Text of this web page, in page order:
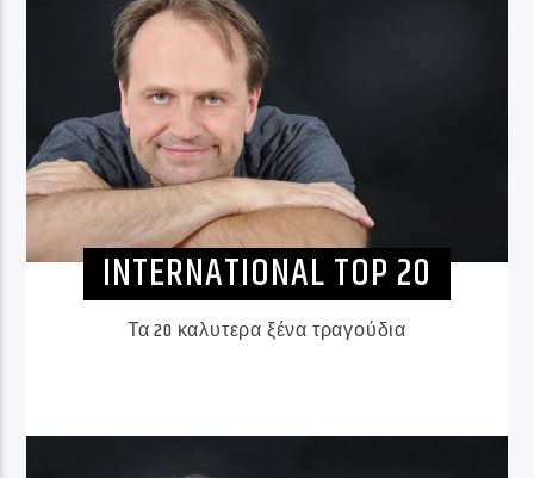
INTERNATIONAL TOP 20
Τα 20 καλυτερα ξένα τραγούδια